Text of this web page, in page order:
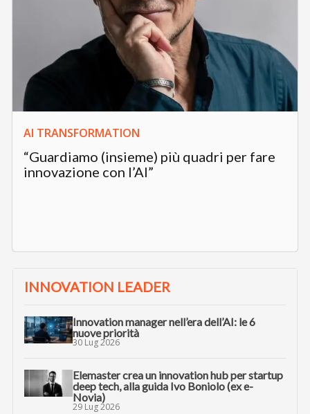
AI TRANSFORMATION
“Guardiamo (insieme) più quadri per fare
innovazione con l’AI”
INNOVATION LEADER
Innovation manager nell’era dell’AI: le 6
nuove priorità
30 Lug 2026
Elemaster crea un innovation hub per startup
deep tech, alla guida Ivo Boniolo (ex e-
Novia)
29 Lug 2026